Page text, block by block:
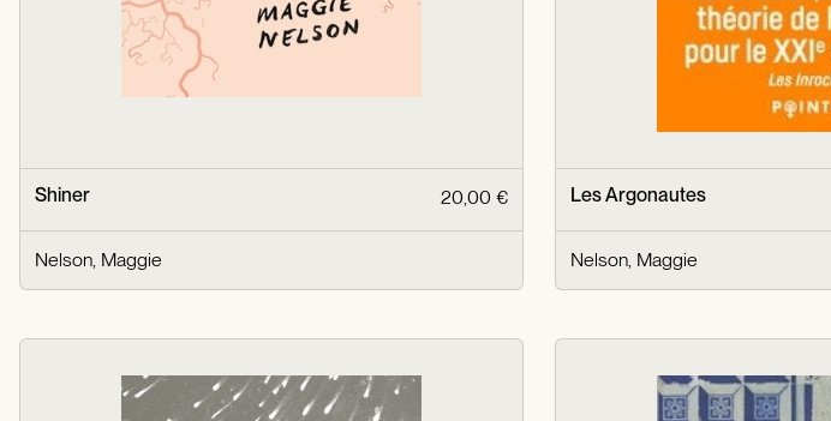
Shiner 20,00 €
Nelson, Maggie
Les Argonautes
Nelson, Maggie